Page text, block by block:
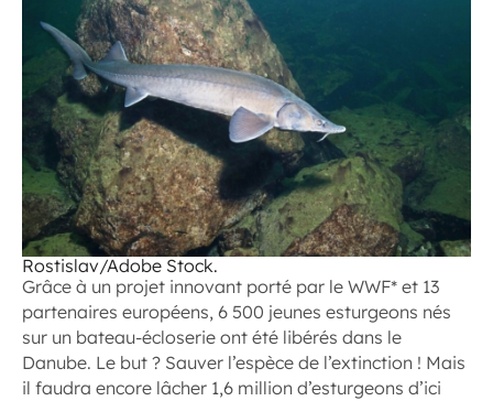
Rostislav/Adobe Stock.
Grâce à un projet innovant porté par le WWF* et 13
partenaires européens, 6 500 jeunes esturgeons nés
sur un bateau-écloserie ont été libérés dans le
Danube. Le but ? Sauver l’espèce de l’extinction ! Mais
il faudra encore lâcher 1,6 million d’esturgeons d’ici